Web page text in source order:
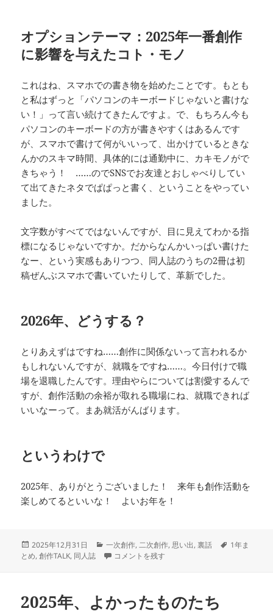
オプションテーマ：2025年一番創作
に影響を与えたコト・モノ
これはね、スマホでの書き物を始めたことです。もとも
と私はずっと「パソコンのキーボードじゃないと書けな
い！」って言い続けてきたんですよ。で、もちろん今も
パソコンのキーボードの方が書きやすくはあるんです
が、スマホで書けて何がいいって、出かけているときな
んかのスキマ時間、具体的には通勤中に、カキモノがで
きちゃう！ ……のでSNSでお友達とおしゃべりしてい
て出てきたネタでぱぱっと書く、ということをやってい
ました。
文字数がすべてではないんですが、目に見えてわかる指
標になるじゃないですか。だからなんかいっぱい書けた
なー、という実感もありつつ、同人誌のうちの2冊は初
稿ぜんぶスマホで書いていたりして、革新でした。
2026年、どうする？
とりあえずはですね……創作に関係ないって言われるか
もしれないんですが、就職をですね……。今日付けで職
場を退職したんです。理由やらについては割愛するんで
すが、創作活動の余裕が取れる職場にね、就職できれば
いいなーって。まあ就活がんばります。
というわけで
2025年、ありがとうございました！ 来年も創作活動を
楽しめてるといいな！ よいお年を！
投
稿
2025年12月31日
カ
テ
一次創作,二次創作,思い出,裏話
タ
1年ま
とめ,創作TALK, 同人誌 2025年、やってきたこと に
コメントを残す
2025年、よかったものたち